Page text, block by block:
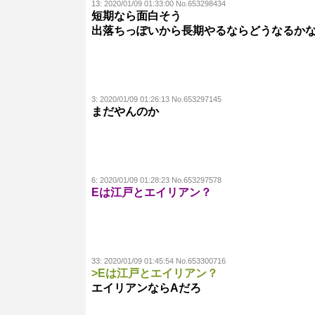
13: 2020/01/09 01:33:00 No.653298434
短期なら面白そう
出落ちっぽいから長期やるならどうなるか
3: 2020/01/09 01:26:13 No.653297145
まだやんのか
6: 2020/01/09 01:28:23 No.653297578
Eは江戸とエイリアン？
33: 2020/01/09 01:45:54 No.653300716
>Eは江戸とエイリアン？
エイリアンならAだろ